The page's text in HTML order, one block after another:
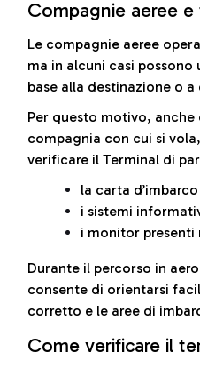
Compagnie aeree
Le compagnie aeree
ma in alcuni casi
base alla destinazione o
Per questo motivo, anche
compagnia con cui si
verificare il Terminal di
la carta d’imbarco
i sistemi
i monitor presenti
Durante il percorso in
consente di orientarsi
corretto e le aree di
Come verificare il